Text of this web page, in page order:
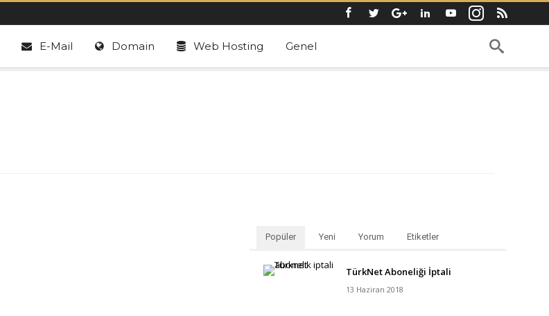
E-Mail Domain Web Hosting Genel
Popüler Yeni Yorum Etiketler
TürkNet Aboneliği İptali
13 Haziran 2018